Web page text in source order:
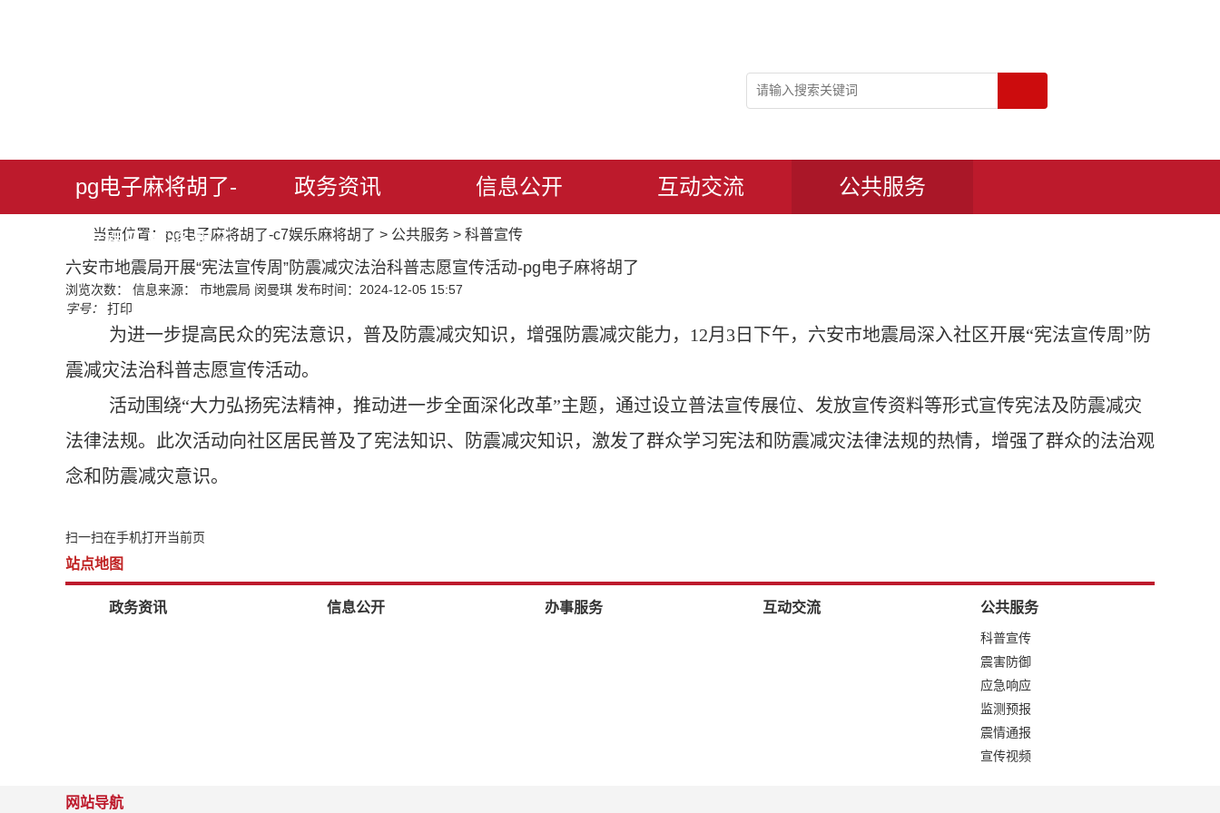
pg电子麻将胡了-
c7娱乐麻将胡了
政务资讯 信息公开 互动交流 公共服务
当前位置： pg电子麻将胡了-c7娱乐麻将胡了 > 公共服务 > 科普宣传
六安市地震局开展“宪法宣传周”防震减灾法治科普志愿宣传活动-pg电子麻将胡了
浏览次数： 信息来源： 市地震局 闵曼琪 发布时间：2024-12-05 15:57
字号：
打印
为进一步提高民众的宪法意识，普及防震减灾知识，增强防震减灾能力， 12月3日下午，六安市地震局深入社区开展“宪法宣传周”防
震减灾法治科普志愿宣传活动。
活动围绕“大力弘扬宪法精神，推动进一步全面深化改革”主题，通过设立普法宣传展位、发放宣传资料等形式宣传宪法及防震减灾
法律法规。此次活动向社区居民普及了宪法知识、防震减灾知识，激发了群众学习宪法和防震减灾法律法规的热情，增强了群众的法治观
念和防震减灾意识。
扫一扫在手机打开当前页
站点地图
政务资讯 信息公开 办事服务 互动交流 公共服务
科普宣传
震害防御
应急响应
监测预报
震情通报
宣传视频
网站导航